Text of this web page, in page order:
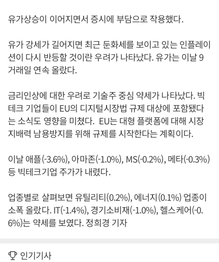
유가상승이 이어지면서 증시에 부담으로 작용했다.
유가 강세가 길어지면 최근 둔화세를 보이고 있는 인플레이
션이 다시 반등할 것이란 우려가 나타났다. 유가는 이날 9
거래일 연속 올랐다.
금리인상에 대한 우려로 기술주 중심 약세가 나타났다. 빅
테크 기업들이 EU의 디지털시장법 규제 대상에 포함됐다
는 소식도 영향을 미쳤다. EU는 대형 플랫폼에 대해 시장
지배력 남용방지를 위해 규제를 시작한다는 계획이다.
이날 애플(-3.6%), 아마존(-1.0%), MS(-0.2%), 메타(-0.3%)
등 빅테크기업 주가가 내렸다.
업종별로 살펴보면 유틸리티(0.2%), 에너지(0.1%) 업종이
소폭 올랐다. IT(-1.4%), 경기소비재(-1.0%), 헬스케어(-0.
6%)는 약세를 보였다. 정희경 기자
인기기사